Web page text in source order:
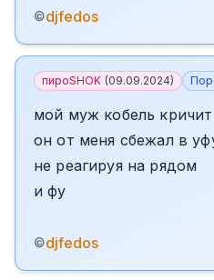
©djfedos
пироSHOK (09.09.2024)
мой муж кобель кричит
он от меня сбежал в
не реагируя на рядом
и фу
©djfedos